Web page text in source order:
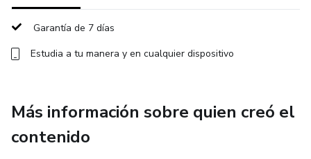
Garantía de 7 días
Estudia a tu manera y en cualquier dispositivo
Más información sobre quien creó el
contenido